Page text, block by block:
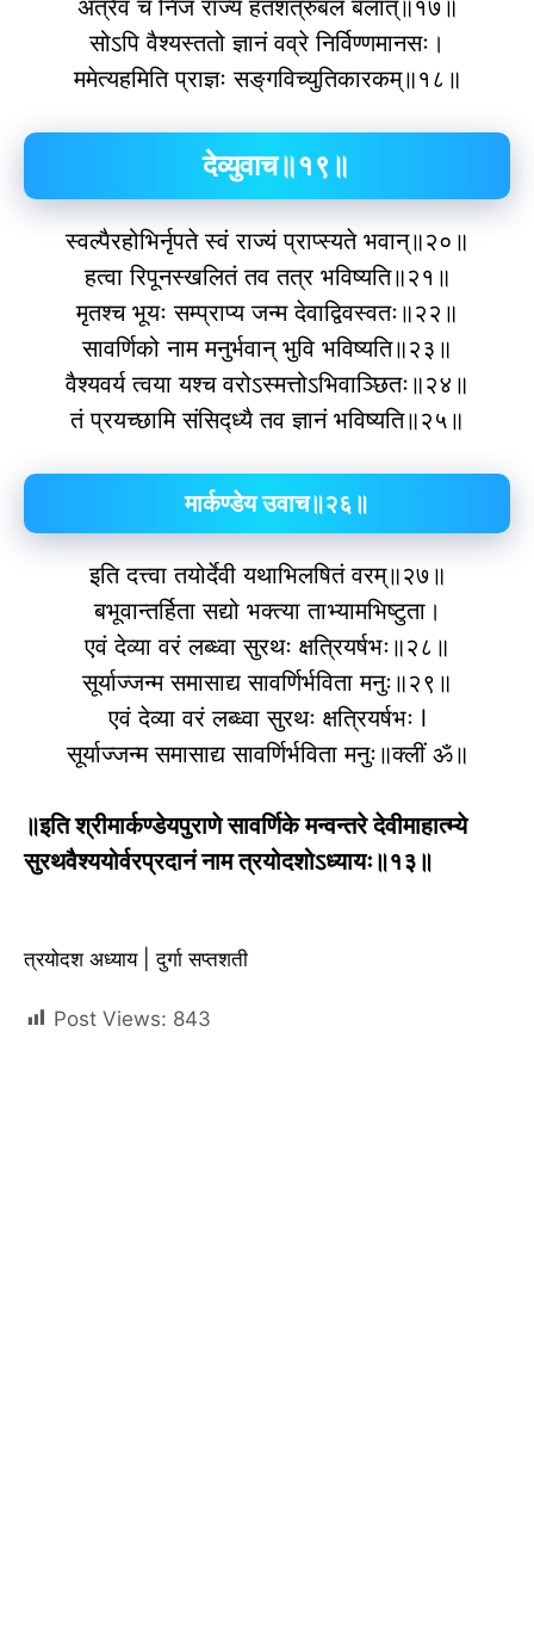
अत्रैव च निजं राज्यं हतशत्रुबलं बलात्॥१७॥
सोऽपि वैश्‍यस्ततो ज्ञानं वव्रे निर्विण्णमानसः।
ममेत्यहमिति प्राज्ञः सङ्‌गविच्युतिकारकम्॥१८॥
देव्युवाच॥१९॥
स्वल्पैरहोभिर्नृपते स्वं राज्यं प्राप्स्यते भवान्॥२०॥
हत्वा रिपूनस्खलितं तव तत्र भविष्यति॥२१॥
मृतश्‍च भूयः सम्प्राप्य जन्म देवाद्विवस्वतः॥२२॥
सावर्णिको नाम मनुर्भवान् भुवि भविष्यति॥२३॥
वैश्‍यवर्य त्वया यश्‍च वरोऽस्मत्तोऽभिवाञ्छितः॥२४॥
तं प्रयच्छामि संसिद्ध्यै तव ज्ञानं भविष्यति॥२५॥
मार्कण्डेय उवाच॥२६॥
इति दत्त्वा तयोर्देवी यथाभिलषितं वरम्॥२७॥
बभूवान्तर्हिता सद्यो भक्त्या ताभ्यामभिष्टुता।
एवं देव्या वरं लब्ध्वा सुरथः क्षत्रियर्षभः॥२८॥
सूर्याज्जन्म समासाद्य सावर्णिर्भविता मनुः॥२९॥
एवं देव्या वरं लब्ध्वा सुरथः क्षत्रियर्षभः l
सूर्याज्जन्म समासाद्य सावर्णिर्भविता मनुः॥क्लीं ॐ॥
॥इति श्रीमार्कण्डेयपुराणे सावर्णिके मन्वन्तरे देवीमाहात्म्ये
सुरथवैश्ययोर्वरप्रदानं नाम त्रयोदशोऽध्यायः॥१३॥
त्रयोदश अध्याय | दुर्गा सप्तशती
Post Views: 843